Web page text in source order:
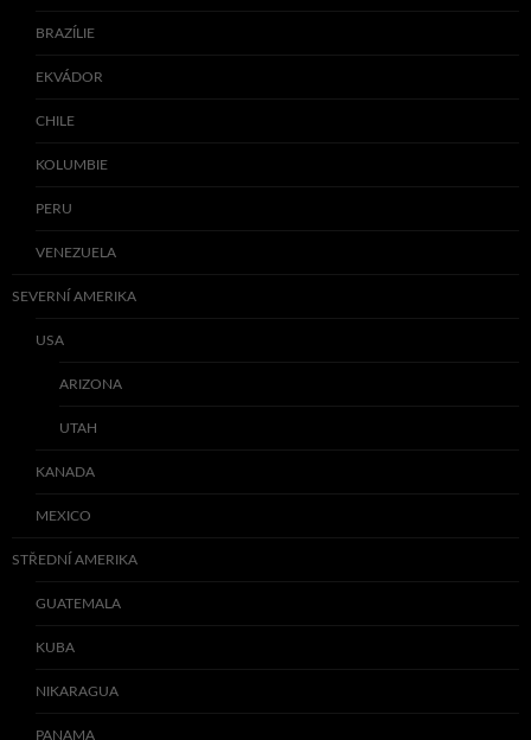
BRAZÍLIE
EKVÁDOR
CHILE
KOLUMBIE
PERU
VENEZUELA
SEVERNÍ AMERIKA
USA
ARIZONA
UTAH
KANADA
MEXICO
STŘEDNÍ AMERIKA
GUATEMALA
KUBA
NIKARAGUA
PANAMA